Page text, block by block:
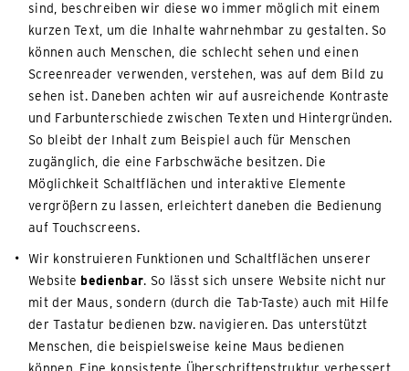
sind, beschreiben wir diese wo immer möglich mit einem
kurzen Text, um die Inhalte wahrnehmbar zu gestalten. So
können auch Menschen, die schlecht sehen und einen
Screenreader verwenden, verstehen, was auf dem Bild zu
sehen ist. Daneben achten wir auf ausreichende Kontraste
und Farbunterschiede zwischen Texten und Hintergründen.
So bleibt der Inhalt zum Beispiel auch für Menschen
zugänglich, die eine Farbschwäche besitzen. Die
Möglichkeit Schaltflächen und interaktive Elemente
vergrößern zu lassen, erleichtert daneben die Bedienung
auf Touchscreens.
Wir konstruieren Funktionen und Schaltflächen unserer
Website bedienbar. So lässt sich unsere Website nicht nur
mit der Maus, sondern (durch die Tab-Taste) auch mit Hilfe
der Tastatur bedienen bzw. navigieren. Das unterstützt
Menschen, die beispielsweise keine Maus bedienen